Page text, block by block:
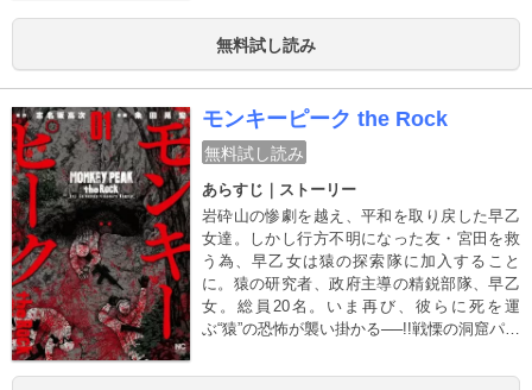
く平穏な日常…底知れぬ恐怖が祥子を襲う!!
『エリカ』の楠本哲が描く、身の毛もよだつ
無料試し読み
モンキーピーク the Rock
無料試し読み
あらすじ｜ストーリー
岩砕山の惨劇を越え、平和を取り戻した早乙
女達。しかし行方不明になった友・宮田を救
う為、早乙女は猿の探索隊に加入すること
に。猿の研究者、政府主導の精鋭部隊、早乙
女。総員20名。いま再び、彼らに死を運
ぶ“猿”の恐怖が襲い掛かる──!!戦慄の洞窟パニ